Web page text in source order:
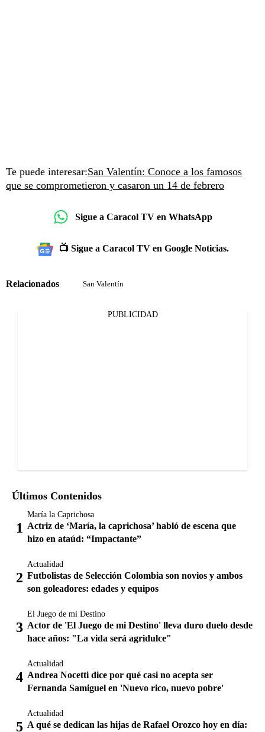
Te puede interesar:San Valentín: Conoce a los famosos
que se comprometieron y casaron un 14 de febrero
Sigue a Caracol TV en WhatsApp
📺 Sigue a Caracol TV en Google Noticias.
Relacionados San Valentín
PUBLICIDAD
Últimos Contenidos
María la Caprichosa
Actriz de ‘María, la caprichosa’ habló de escena que
hizo en ataúd: “Impactante”
Actualidad
Futbolistas de Selección Colombia son novios y ambos
son goleadores: edades y equipos
El Juego de mi Destino
Actor de 'El Juego de mi Destino' lleva duro duelo desde
hace años: "La vida será agridulce"
Actualidad
Andrea Nocetti dice por qué casi no acepta ser
Fernanda Samiguel en 'Nuevo rico, nuevo pobre'
Actualidad
A qué se dedican las hijas de Rafael Orozco hoy en día: